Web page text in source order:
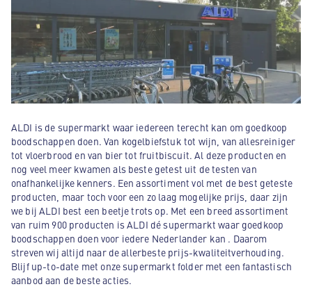
ALDI is de supermarkt waar iedereen terecht kan om goedkoop
boodschappen doen. Van kogelbiefstuk tot wijn, van allesreiniger
tot vloerbrood en van bier tot fruitbiscuit. Al deze producten en
nog veel meer kwamen als beste getest uit de testen van
onafhankelijke kenners. Een assortiment vol met de best geteste
producten, maar toch voor een zo laag mogelijke prijs, daar zijn
we bij ALDI best een beetje trots op. Met een breed assortiment
van ruim 900 producten is ALDI dé supermarkt waar goedkoop
boodschappen doen voor iedere Nederlander kan . Daarom
streven wij altijd naar de allerbeste prijs-kwaliteitverhouding.
Blijf up-to-date met onze supermarkt folder met een fantastisch
aanbod aan de beste acties.